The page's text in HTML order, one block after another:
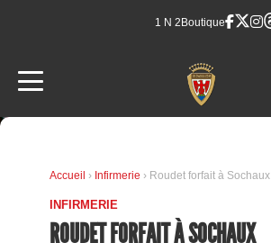
1 N 2 Boutique
Accueil › Infirmerie › Roudet forfait à Sochaux
INFIRMERIE
ROUDET FORFAIT À SOCHAUX